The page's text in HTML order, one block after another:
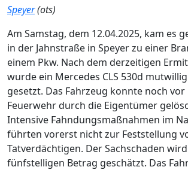
Speyer(ots)
Am Samstag, dem 12.04.2025, kam es
in der Jahnstraße in Speyer zu einer
einem Pkw. Nach dem derzeitigen
wurde ein Mercedes CLS 530d
gesetzt. Das Fahrzeug konnte noch
Feuerwehr durch die Eigentümer
Intensive Fahndungsmaßnahmen im
führten vorerst nicht zur Feststellung
Tatverdächtigen. Der Sachschaden
fünfstelligen Betrag geschätzt. Das